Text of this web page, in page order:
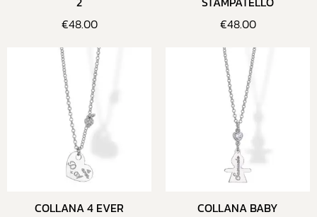
€48.00
€48.00
COLLANA 4 EVER
COLLANA BABY